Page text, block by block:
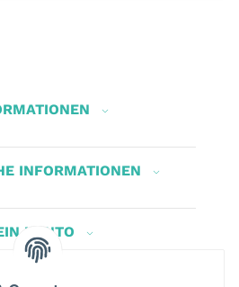
INFORMATIONEN
KONTO